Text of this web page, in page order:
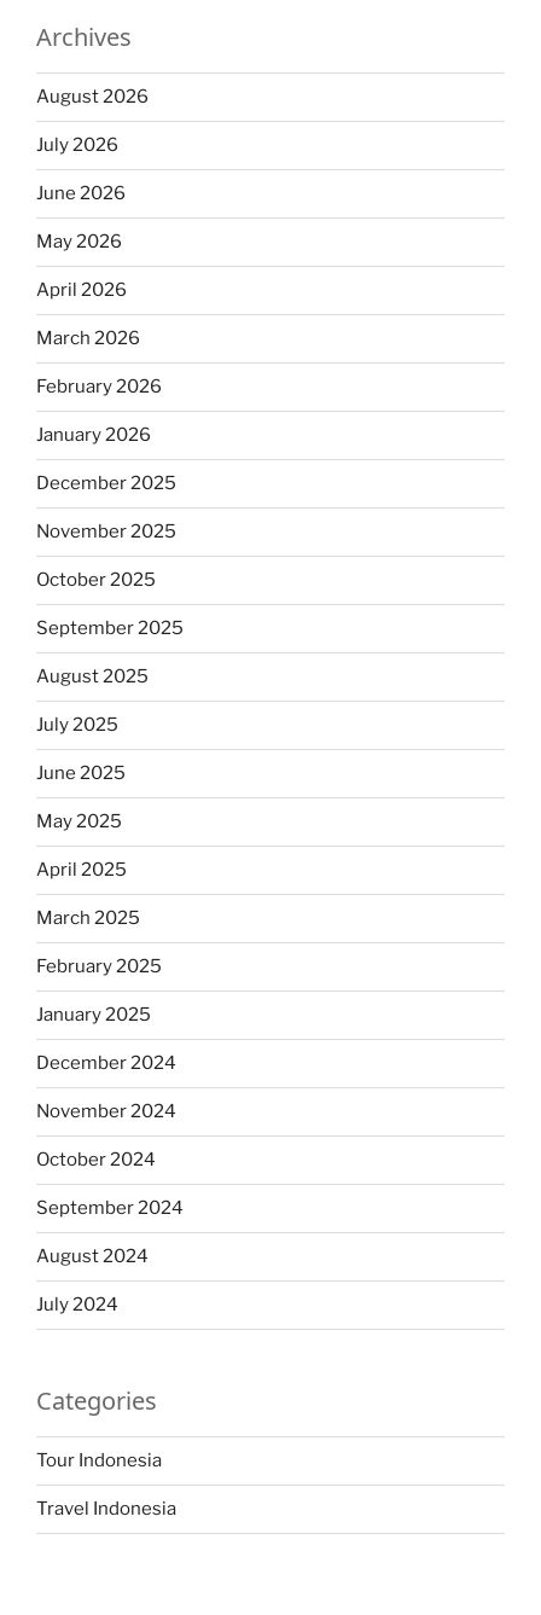
Archives
August 2026
July 2026
June 2026
May 2026
April 2026
March 2026
February 2026
January 2026
December 2025
November 2025
October 2025
September 2025
August 2025
July 2025
June 2025
May 2025
April 2025
March 2025
February 2025
January 2025
December 2024
November 2024
October 2024
September 2024
August 2024
July 2024
Categories
Tour Indonesia
Travel Indonesia